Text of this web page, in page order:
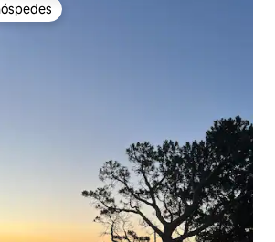
preferidos dos hóspedes